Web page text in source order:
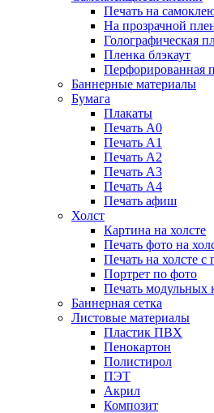
Печать на
На прозрачной
Голографическая
Пленка блэкаут
Перфорированная
Баннерные материалы
Бумага
Плакаты
Печать А0
Печать А1
Печать А2
Печать А3
Печать А4
Печать афиш
Холст
Картина на холсте
Печать фото на
Печать на холсте
Портрет по фото
Печать модульных
Баннерная сетка
Листовые материалы
Пластик ПВХ
Пенокартон
Полистирол
ПЭТ
Акрил
Композит